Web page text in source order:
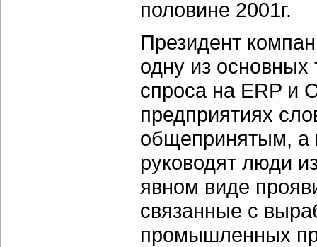
половине 2001г.
Президент
одну из основных
спроса на ERP и
предприятиях
общепринятым, а
руководят люди
явном виде
связанные с
промышленных